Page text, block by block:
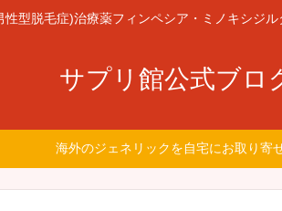
型脱毛症)治療薬フィンペシア・ミノキシジ
サプリ館公式ブロ
海外のジェネリックを自宅にお取り寄